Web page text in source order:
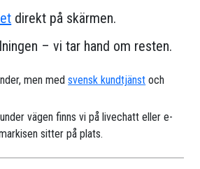
direkt på skärmen.
– vi tar hand om resten.
men medsvensk kundtjänst och
vägen finns vi på livechatt eller e-
sitter på plats.